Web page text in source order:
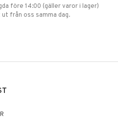
före 14:00 (gäller varor i lager)
från oss samma dag.